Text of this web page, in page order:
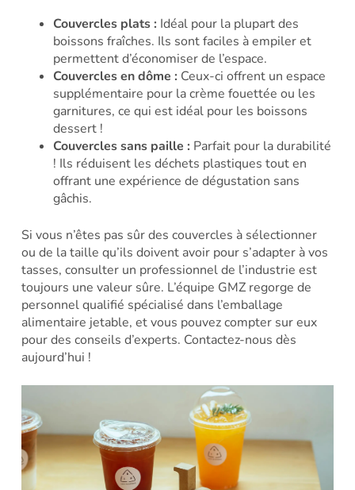
Couvercles plats : Idéal pour la plupart des
boissons fraîches. Ils sont faciles à empiler et
permettent d’économiser de l’espace.
Couvercles en dôme : Ceux-ci offrent un espace
supplémentaire pour la crème fouettée ou les
garnitures, ce qui est idéal pour les boissons
dessert !
Couvercles sans paille : Parfait pour la durabilité
! Ils réduisent les déchets plastiques tout en
offrant une expérience de dégustation sans
gâchis.
Si vous n’êtes pas sûr des couvercles à sélectionner
ou de la taille qu’ils doivent avoir pour s’adapter à vos
tasses, consulter un professionnel de l’industrie est
toujours une valeur sûre. L’équipe GMZ regorge de
personnel qualifié spécialisé dans l’emballage
alimentaire jetable, et vous pouvez compter sur eux
pour des conseils d’experts. Contactez-nous dès
aujourd’hui !